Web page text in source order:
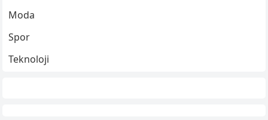
Moda
Spor
Teknoloji